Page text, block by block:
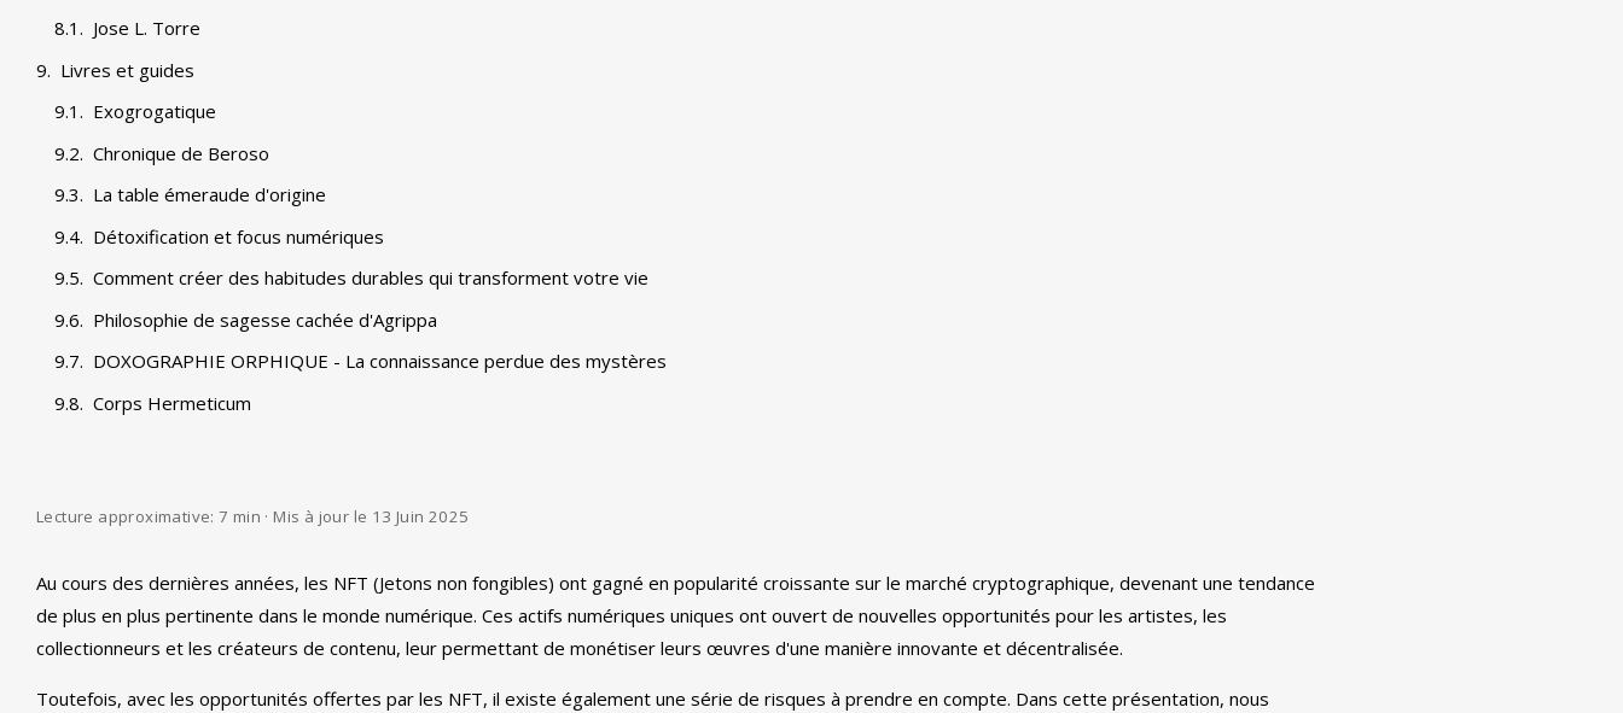
Jose L. Torre
Livres et guides
Exogrogatique
Chronique de Beroso
La table émeraude d'origine
Détoxification et focus numériques
Comment créer des habitudes durables qui transforment votre vie
Philosophie de sagesse cachée d'Agrippa
DOXOGRAPHIE ORPHIQUE - La connaissance perdue des mystères
Corps Hermeticum
Lecture approximative: 7 min · Mis à jour le 13 Juin 2025
Au cours des dernières années, les NFT (Jetons non fongibles) ont gagné en popularité croissante sur le marché cryptographique, devenant une tendance
de plus en plus pertinente dans le monde numérique. Ces actifs numériques uniques ont ouvert de nouvelles opportunités pour les artistes, les
collectionneurs et les créateurs de contenu, leur permettant de monétiser leurs œuvres d'une manière innovante et décentralisée.
Toutefois, avec les opportunités offertes par les NFT, il existe également une série de risques à prendre en compte. Dans cette présentation, nous